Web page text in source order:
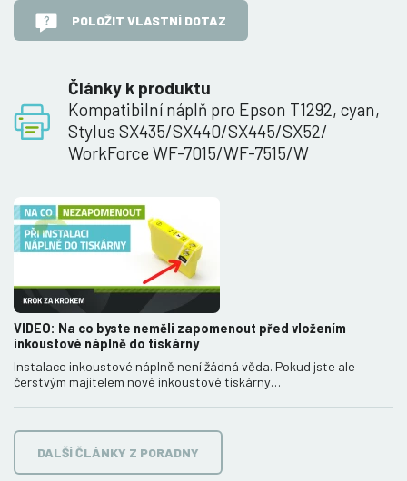
Články k produktu
Kompatibilní náplň pro Epson T1292, cyan,
Stylus SX435/SX440/SX445/SX52/
WorkForce WF-7015/WF-7515/W
POLOŽIT VLASTNÍ DOTAZ
VIDEO: Na co byste neměli zapomenout před vložením
inkoustové náplně do tiskárny
Instalace inkoustové náplně není žádná věda. Pokud jste ale
čerstvým majitelem nové inkoustové tiskárny…
DALŠÍ ČLÁNKY Z PORADNY